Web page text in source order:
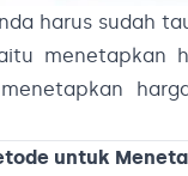
harus sudah
menetapkan
untuk